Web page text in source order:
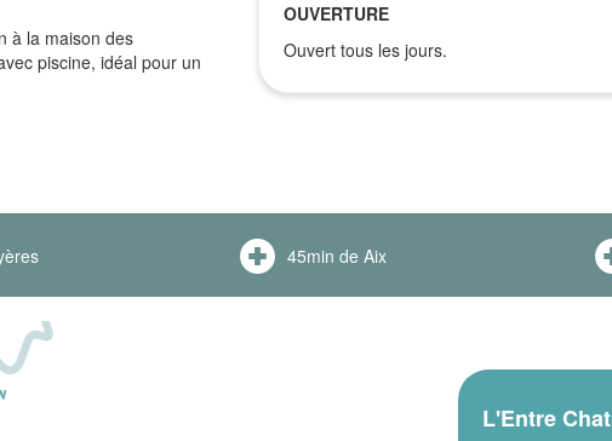
à la maison des
piscine, idéal pour un
OUVERTURE
Ouvert tous les jours.
45min de Aix
L'Entre Chat